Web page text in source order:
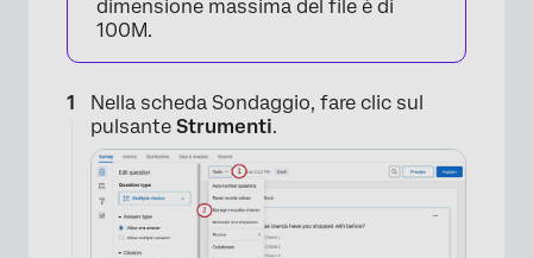
dimensione massima del file è di
100M.
Nella scheda Sondaggio, fare clic sul
pulsante Strumenti.